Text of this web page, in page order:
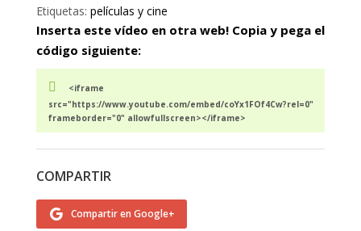
Etiquetas: películas y cine
Inserta este vídeo en otra web! Copia y pega el
código siguiente:
<iframe
src="https://www.youtube.com/embed/coYx1FOf4Cw?rel=0"
frameborder="0" allowfullscreen></iframe>
COMPARTIR
Compartir en Google+